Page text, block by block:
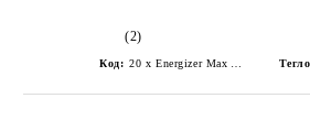
(2)
Код: